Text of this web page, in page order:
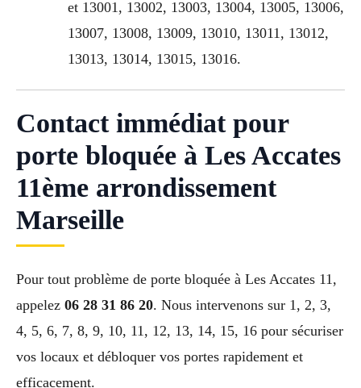
et 13001, 13002, 13003, 13004, 13005, 13006,
13007, 13008, 13009, 13010, 13011, 13012,
13013, 13014, 13015, 13016.
Contact immédiat pour
porte bloquée à Les Accates
11ème arrondissement
Marseille
Pour tout problème de porte bloquée à Les Accates 11,
appelez 06 28 31 86 20. Nous intervenons sur 1, 2, 3,
4, 5, 6, 7, 8, 9, 10, 11, 12, 13, 14, 15, 16 pour sécuriser
vos locaux et débloquer vos portes rapidement et
efficacement.